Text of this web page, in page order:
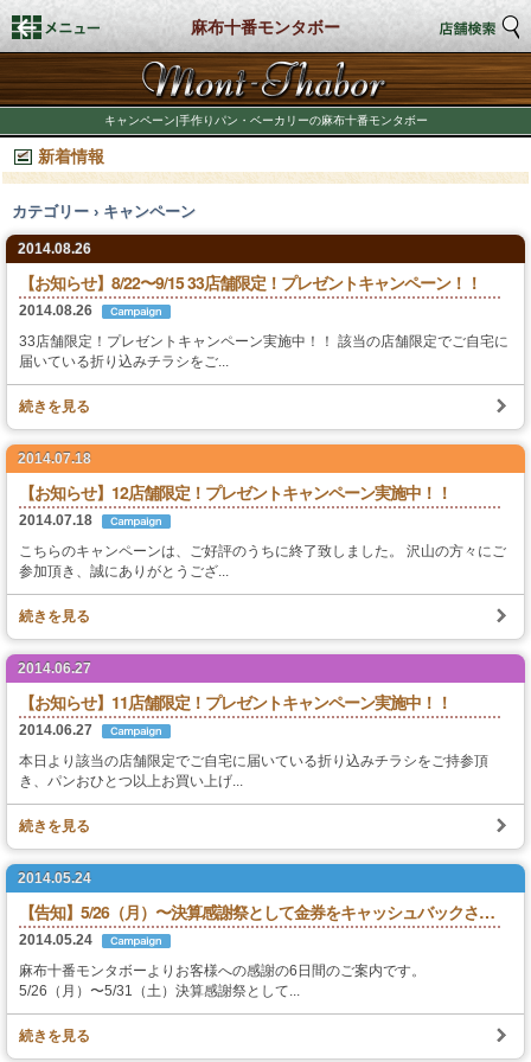
麻布十番モンタボー
キャンペーン|手作りパン・ベーカリーの麻布十番モンタボー
新着情報
カテゴリー › キャンペーン
2014.08.26
【お知らせ】8/22〜9/15 33店舗限定！プレゼントキャンペーン！！
2014.08.26
33店舗限定！プレゼントキャンペーン実施中！！ 該当の店舗限定でご自宅に
届いている折り込みチラシをご...
続きを見る
2014.07.18
【お知らせ】12店舗限定！プレゼントキャンペーン実施中！！
2014.07.18
こちらのキャンペーンは、ご好評のうちに終了致しました。 沢山の方々にご
参加頂き、誠にありがとうござ...
続きを見る
2014.06.27
【お知らせ】11店舗限定！プレゼントキャンペーン実施中！！
2014.06.27
本日より該当の店舗限定でご自宅に届いている折り込みチラシをご持参頂
き、パンおひとつ以上お買い上げ...
続きを見る
2014.05.24
【告知】5/26（月）〜決算感謝祭として金券をキャッシュバックさせていだきます！
2014.05.24
麻布十番モンタボーよりお客様への感謝の6日間のご案内です。
5/26（月）〜5/31（土）決算感謝祭として...
続きを見る
トップページ
店舗検索
新着情報
商品情報
期間限定商品
私たちのこだわり
商品づくり
スタッフの心得
パンと合うおすすめ料理!!
モンタボー公式ショップ
会社情報
採用情報
本社 〒103-0024
東京都中央区日本橋小舟町7番2号
TEL 03-3662-2582(代表)
Rights Reserved.